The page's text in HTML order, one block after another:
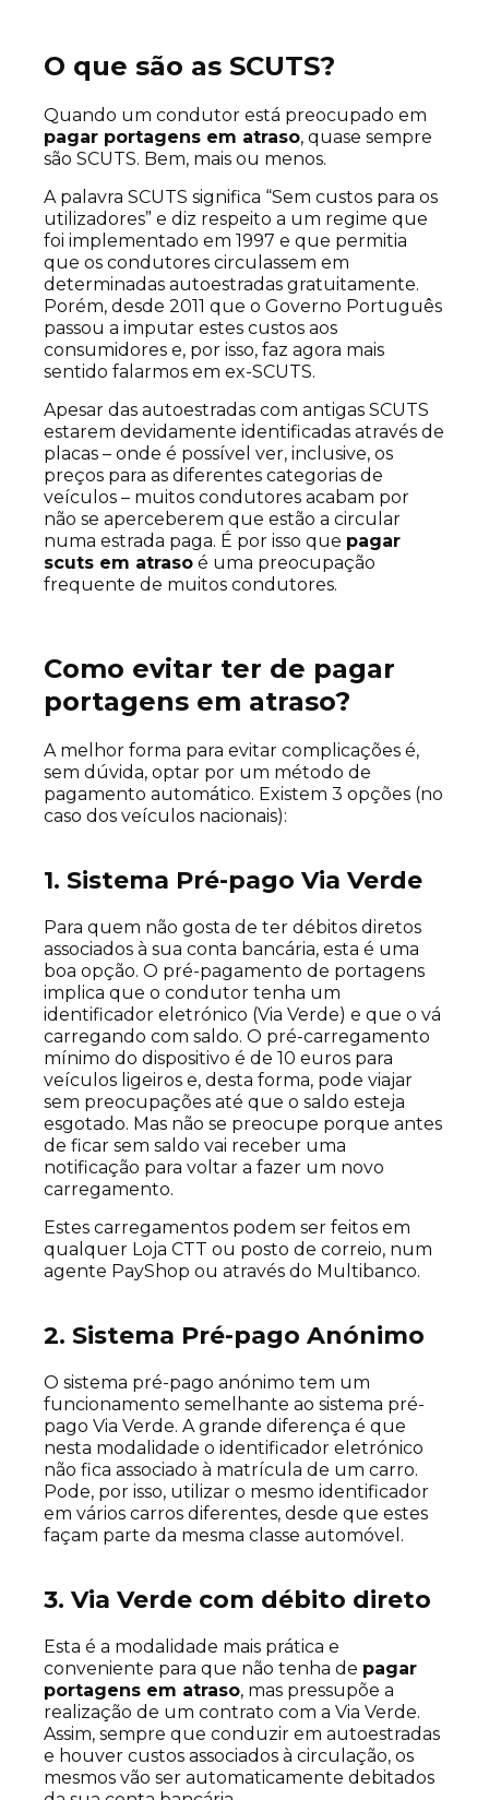
O que são as SCUTS?
Quando um condutor está preocupado em
pagar portagens em atraso, quase sempre
são SCUTS. Bem, mais ou menos.
A palavra SCUTS significa “Sem custos para os
utilizadores” e diz respeito a um regime que
foi implementado em 1997 e que permitia
que os condutores circulassem em
determinadas autoestradas gratuitamente.
Porém, desde 2011 que o Governo Português
passou a imputar estes custos aos
consumidores e, por isso, faz agora mais
sentido falarmos em ex-SCUTS.
Apesar das autoestradas com antigas SCUTS
estarem devidamente identificadas através de
placas – onde é possível ver, inclusive, os
preços para as diferentes categorias de
veículos – muitos condutores acabam por
não se aperceberem que estão a circular
numa estrada paga. É por isso que pagar
scuts em atraso é uma preocupação
frequente de muitos condutores.
Como evitar ter de pagar
portagens em atraso?
A melhor forma para evitar complicações é,
sem dúvida, optar por um método de
pagamento automático. Existem 3 opções (no
caso dos veículos nacionais):
1. Sistema Pré-pago Via Verde
Para quem não gosta de ter débitos diretos
associados à sua conta bancária, esta é uma
boa opção. O pré-pagamento de portagens
implica que o condutor tenha um
identificador eletrónico (Via Verde) e que o vá
carregando com saldo. O pré-carregamento
mínimo do dispositivo é de 10 euros para
veículos ligeiros e, desta forma, pode viajar
sem preocupações até que o saldo esteja
esgotado. Mas não se preocupe porque antes
de ficar sem saldo vai receber uma
notificação para voltar a fazer um novo
carregamento.
Estes carregamentos podem ser feitos em
qualquer Loja CTT ou posto de correio, num
agente PayShop ou através do Multibanco.
2. Sistema Pré-pago Anónimo
O sistema pré-pago anónimo tem um
funcionamento semelhante ao sistema pré-
pago Via Verde. A grande diferença é que
nesta modalidade o identificador eletrónico
não fica associado à matrícula de um carro.
Pode, por isso, utilizar o mesmo identificador
em vários carros diferentes, desde que estes
façam parte da mesma classe automóvel.
3. Via Verde com débito direto
Esta é a modalidade mais prática e
conveniente para que não tenha de pagar
portagens em atraso, mas pressupõe a
realização de um contrato com a Via Verde.
Assim, sempre que conduzir em autoestradas
e houver custos associados à circulação, os
mesmos vão ser automaticamente debitados